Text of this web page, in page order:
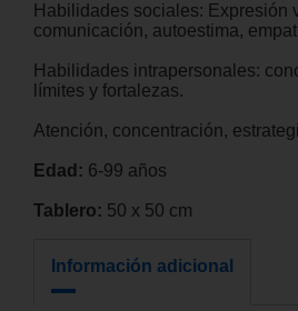
Habilidades sociales: Expresión
comunicación, autoestima,
Habilidades intrapersonales:
límites y fortalezas.
Atención, concentración,
Edad: 6-99 años
Tablero: 50 x 50 cm
Información adicional